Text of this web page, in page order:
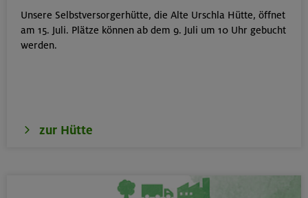
21./22./23.08.26
Unsere Selbstversorgerhütte, die Alte Urschla Hütte, öffnet
am 15. Juli. Plätze können ab dem 9. Juli um 10 Uhr gebucht
werden.
zur Hütte